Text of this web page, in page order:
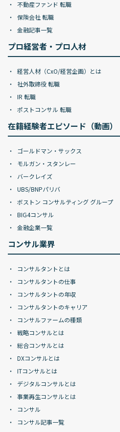
不動産ファンド 転職
保険会社 転職
金融記事一覧
プロ経営者・プロ人材
経営人材（CxO/経営企画）とは
社外取締役 転職
IR 転職
ポストコンサル 転職
在籍経験者エピソード（動画）
ゴールドマン・サックス
モルガン・スタンレー
バークレイズ
UBS/BNPパリバ
ボストン コンサルティング グループ
BIG4コンサル
金融企業一覧
コンサル業界
コンサルタントとは
コンサルタントの仕事
コンサルタントの年収
コンサルタントのキャリア
コンサルファームの種類
戦略コンサルとは
総合コンサルとは
DXコンサルとは
ITコンサルとは
デジタルコンサルとは
事業再生コンサルとは
コンサル
コンサル記事一覧